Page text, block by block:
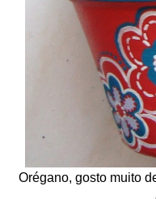
Orégano, gosto muito